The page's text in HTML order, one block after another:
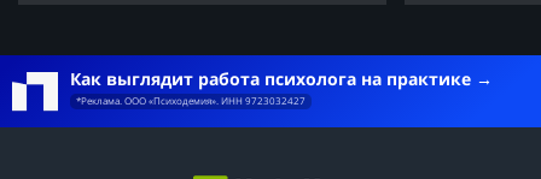
Как выглядит работа психолога на практике
*Реклама. ООО «Психодемия». ИНН 9723032427